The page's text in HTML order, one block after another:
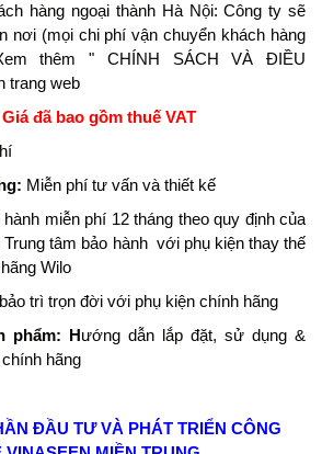
hàng ngoại thành Hà Nội: Công ty sẽ
nơi (mọi chi phí vận chuyển khách hàng
thêm " CHÍNH SÁCH VÀ ĐIỀU
trang web
Giá đã bao gồm thuế VAT
Miễn phí tư vấn và thiết kế
hành miễn phí 12 tháng theo quy định của
Trung tâm bảo hành với phụ kiện thay thế
Wilo
trì trọn đời với phụ kiện chính hãng
phẩm: Hướng dẫn lắp đặt, sử dụng &
hãng
ĐẦU TƯ VÀ PHÁT TRIỂN CÔNG